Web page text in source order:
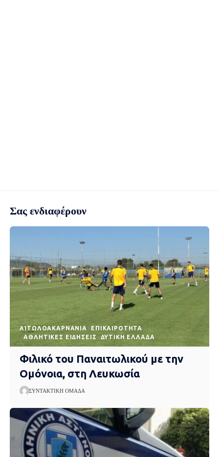
Σας ενδιαφέρουν
AΙΤΩΛΟΑΚΑΡΝΑΝΊΑ
EΠΙΚΑΙΡΌΤΗΤΑ
ΑΘΛΗΤΙΚΈΣ ΕΙΔΉΣΕΙΣ
ΔΥΤΙΚΉ ΕΛΛΆΔΑ
Φιλικό του Παναιτωλικού με την
Ομόνοια, στη Λευκωσία
ΣΥΝΤΑΚΤΙΚΉ ΟΜΆΔΑ